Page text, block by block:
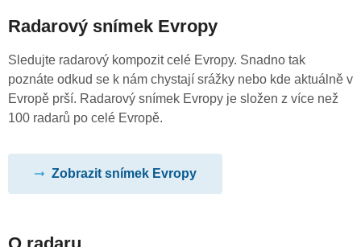
Radarový snímek Evropy
Sledujte radarový kompozit celé Evropy. Snadno tak
poznáte odkud se k nám chystají srážky nebo kde aktuálně v
Evropě prší. Radarový snímek Evropy je složen z více než
100 radarů po celé Evropě.
Zobrazit snímek Evropy